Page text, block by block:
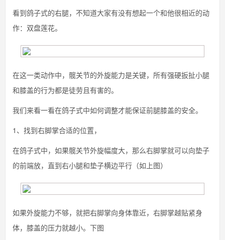
看到鸽子式的右腿，不知道大家有没有想起一个和他很相近的动
作：双盘莲花。
在这一类动作中，髋关节的外旋能力是关键，所有强硬扳扯小腿
和膝盖的行为都是徒劳且有害的。
我们来看一看在鸽子式中如何调整才能保证前腿膝盖的安全。
1、找到右脚掌合适的位置，
在鸽子式中，如果髋关节外旋幅度大，那么右脚掌就可以向垫子
的前端放，直到右小腿和垫子横边平行（如上图）
如果外旋能力不够，就把右脚掌向身体靠近，右脚掌越贴紧身
体，膝盖的压力就越小。下图